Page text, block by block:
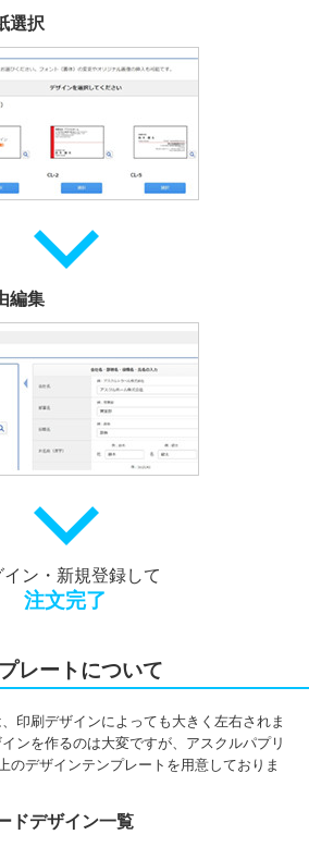
選択
編集
イン・新規登録して
注文完了
レートについて
印刷デザインによっても大きく左右されま
ンを作るのは大変ですが、アスクルパプリ
のデザインテンプレートを用意しておりま
ドデザイン一覧